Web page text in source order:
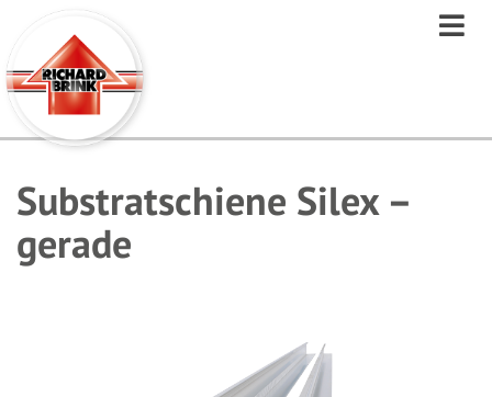
Direkt
Inhalt
Substratschiene Silex –
gerade